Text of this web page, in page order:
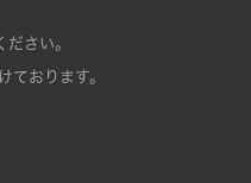
さい。
ております。